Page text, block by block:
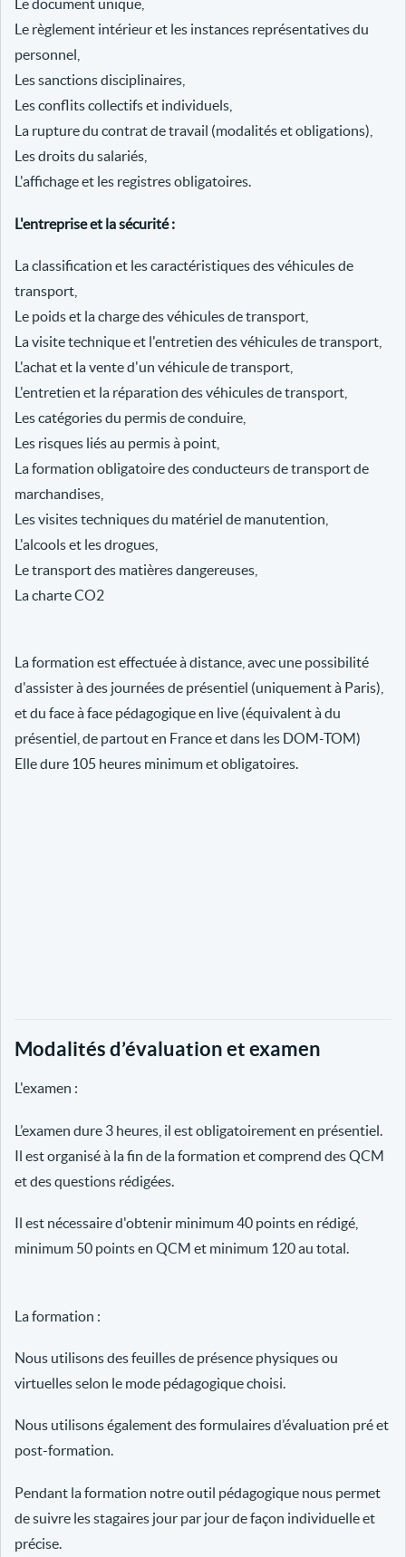
Le document unique,
Le règlement intérieur et les instances représentatives du
personnel,
Les sanctions disciplinaires,
Les conflits collectifs et individuels,
La rupture du contrat de travail (modalités et obligations),
Les droits du salariés,
L'affichage et les registres obligatoires.
L'entreprise et la sécurité :
La classification et les caractéristiques des véhicules de
transport,
Le poids et la charge des véhicules de transport,
La visite technique et l'entretien des véhicules de transport,
L'achat et la vente d'un véhicule de transport,
L'entretien et la réparation des véhicules de transport,
Les catégories du permis de conduire,
Les risques liés au permis à point,
La formation obligatoire des conducteurs de transport de
marchandises,
Les visites techniques du matériel de manutention,
L'alcools et les drogues,
Le transport des matières dangereuses,
La charte CO2
La formation est effectuée à distance, avec une possibilité
d'assister à des journées de présentiel (uniquement à Paris),
et du face à face pédagogique en live (équivalent à du
présentiel, de partout en France et dans les DOM-TOM)
Elle dure 105 heures minimum et obligatoires.
Modalités d’évaluation et examen
L'examen :
L’examen dure 3 heures, il est obligatoirement en présentiel.
Il est organisé à la fin de la formation et comprend des QCM
et des questions rédigées.
Il est nécessaire d'obtenir minimum 40 points en rédigé,
minimum 50 points en QCM et minimum 120 au total.
La formation :
Nous utilisons des feuilles de présence physiques ou
virtuelles selon le mode pédagogique choisi.
Nous utilisons également des formulaires d’évaluation pré et
post-formation.
Pendant la formation notre outil pédagogique nous permet
de suivre les stagaires jour par jour de façon individuelle et
précise.